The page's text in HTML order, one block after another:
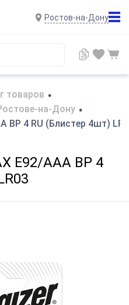
Ростов-на-Дону
товаров •
на-Дону •
BP 4 RU (Блистер 4шт)
E92/AAA BP 4